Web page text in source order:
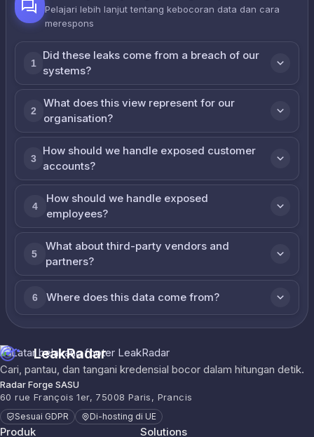
Pelajari lebih lanjut tentang kebocoran data dan cara
merespons
1
Did these leaks come from a breach of our
systems?
2
What does this view represent for our
organisation?
3
How should we handle exposed customer
accounts?
4
How should we handle exposed
employees?
5
What about third-party vendors and
partners?
6 Where does this data come from?
LeakRadar
Cari, pantau, dan tangani kredensial bocor dalam hitungan detik.
Radar Forge SASU
60 rue François 1er, 75008 Paris, Prancis
Sesuai GDPR Di-hosting di UE
Produk Solutions